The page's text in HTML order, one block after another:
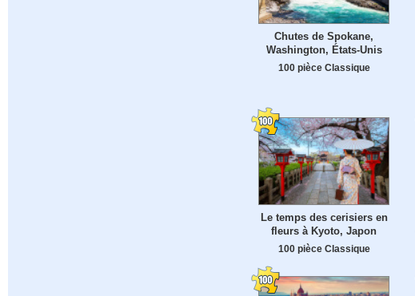
Chutes de Spokane,
Washington, États-Unis
100 pièce Classique
Le temps des cerisiers en
fleurs à Kyoto, Japon
100 pièce Classique